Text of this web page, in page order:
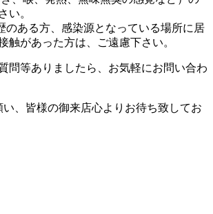
い。
のある方、感染源となっている場所に居
触があった方は、ご遠慮下さい。
問等ありましたら、お気軽にお問い合わ
い、皆様の御来店心よりお待ち致してお